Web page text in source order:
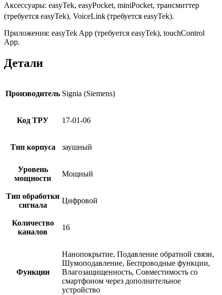
Аксессуары: easyTek, easyPocket, miniPocket, трансмиттер
(требуется easyTek), VoiceLink(требуется easyTek).
Приложения: easyTek App (требуется easyTek), touchControl
App.
Детали
Производитель Signia (Siemens)
Код ТРУ 17-01-06
Тип корпуса заушный
Уровень
мощности
Мощный
Тип обработки
сигнала
Цифровой
Количество
каналов
16
Функции
Нанопокрытие, Подавление обратной связи,
Шумоподавление, Беспроводные функции,
Влагозащищенность, Совместимость со
смартфоном через дополнительное
устройство